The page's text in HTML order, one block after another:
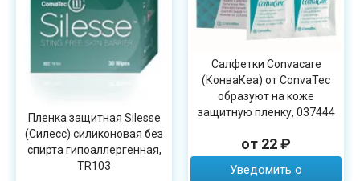
Пленка защитная Silesse
(Силесс) силиконовая без
спирта гипоаллергенная,
TR103
Салфетки Convacare
(КонваКеа) от ConvaTec
образуют на коже
защитную пленку, 037444
от 22 ₽
Уведомить о